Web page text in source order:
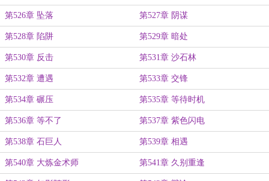
第526章 坠落 第527章 阴谋
第528章 陷阱 第529章 暗处
第530章 反击 第531章 沙石林
第532章 遭遇 第533章 交锋
第534章 碾压 第535章 等待时机
第536章 等不了 第537章 紫色闪电
第538章 石巨人 第539章 相遇
第540章 大炼金术师 第541章 久别重逢